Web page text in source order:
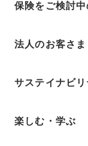
保険をご検討中
法人のお客さま
サステイナビ
楽しむ・学ぶ